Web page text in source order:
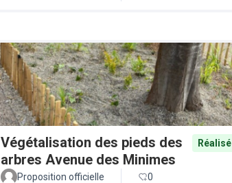
Végétalisation des pieds des
arbres Avenue des Minimes
Réalisé
Proposition officielle 0